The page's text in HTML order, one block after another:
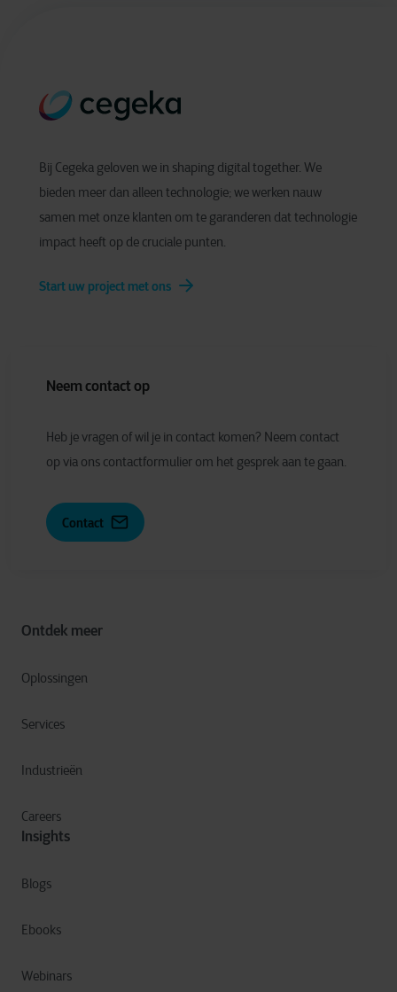
Bij Cegeka geloven we in shaping digital together. We
bieden meer dan alleen technologie; we werken nauw
samen met onze klanten om te garanderen dat technologie
impact heeft op de cruciale punten.
Start uw project met ons
Ontdek meer
Oplossingen
Services
Industrieën
Careers
Insights
Blogs
Ebooks
Webinars
Neem contact op
Heb je vragen of wil je in contact komen? Neem contact
op via ons contactformulier om het gesprek aan te gaan.
Contact